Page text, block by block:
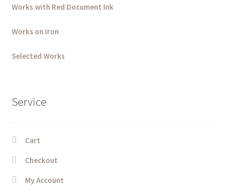
Works with Red Document Ink
Works on Iron
Selected Works
Service
Cart
Checkout
My Account